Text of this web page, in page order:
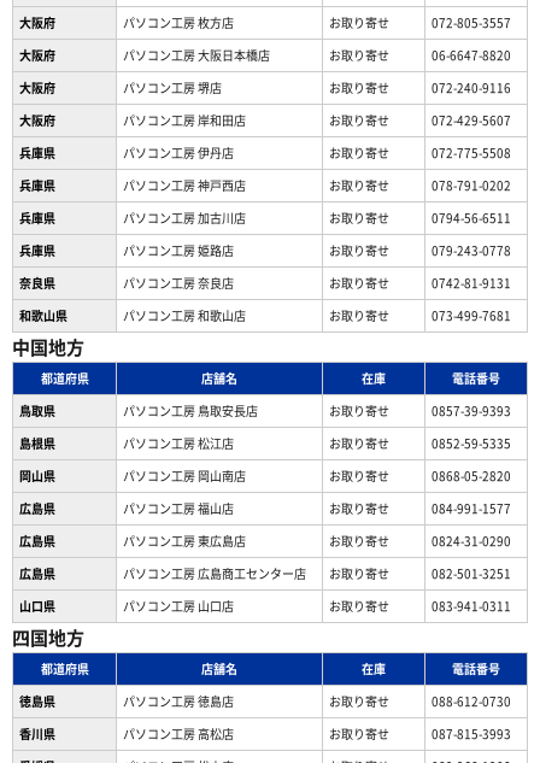
大阪府
パソコン工房 枚方店 お取り寄せ
072-805-3557
大阪府
パソコン工房 大阪日本橋店 お取り寄せ
06-6647-8820
大阪府
パソコン工房 堺店 お取り寄せ
072-240-9116
大阪府
パソコン工房 岸和田店 お取り寄せ
072-429-5607
兵庫県
パソコン工房 伊丹店 お取り寄せ
072-775-5508
兵庫県
パソコン工房 神戸西店 お取り寄せ
078-791-0202
兵庫県
パソコン工房 加古川店 お取り寄せ
0794-56-6511
兵庫県
パソコン工房 姫路店 お取り寄せ
079-243-0778
奈良県
パソコン工房 奈良店 お取り寄せ
0742-81-9131
和歌山県
パソコン工房 和歌山店 お取り寄せ 073-499-7681
中国地方
都道府県 店舗名 在庫
電話番号
鳥取県
パソコン工房 鳥取安長店 お取り寄せ
0857-39-9393
島根県
パソコン工房 松江店 お取り寄せ
0852-59-5335
岡山県
パソコン工房 岡山南店 お取り寄せ
0868-05-2820
広島県
パソコン工房 福山店 お取り寄せ
084-991-1577
広島県
パソコン工房 東広島店 お取り寄せ
0824-31-0290
広島県
パソコン工房 広島商工センター店 お取り寄せ
082-501-3251
山口県
パソコン工房 山口店 お取り寄せ 083-941-0311
四国地方
都道府県 店舗名 在庫
電話番号
徳島県
パソコン工房 徳島店 お取り寄せ
088-612-0730
香川県
パソコン工房 高松店 お取り寄せ
087-815-3993